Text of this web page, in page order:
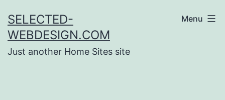
to
content
SELECTED-
WEBDESIGN.COM
Just another Home Sites site
Menu